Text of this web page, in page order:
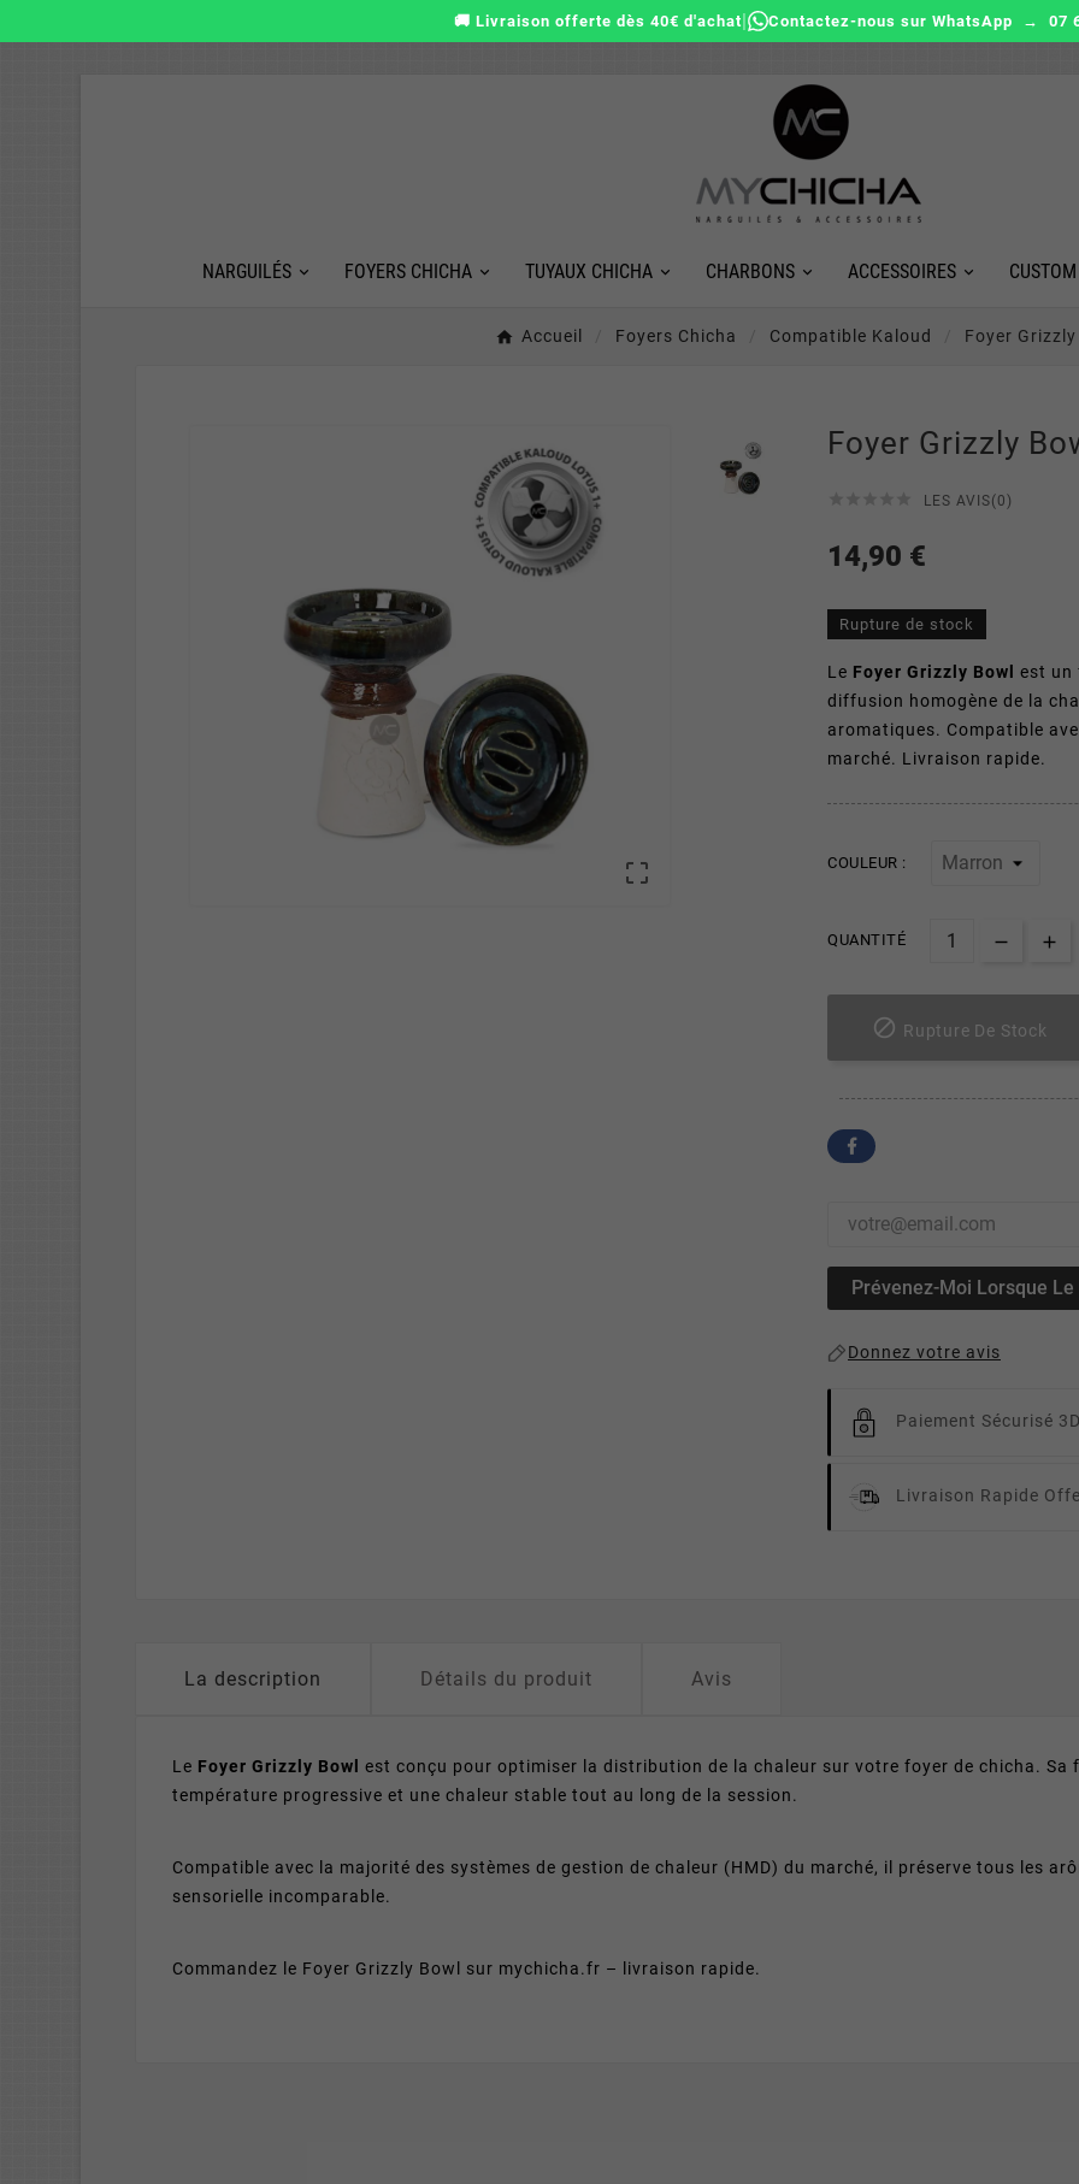
🚚 Livraison offerte dès 40€ d'achat| Contactez-nous sur WhatsApp → 07
NARGUILÉS FOYERS CHICHA TUYAUX CHICHA CHARBONS ACCESSOIRES
Accueil Foyers Chicha Compatible Kaloud Foyer

Foyer Grizzly
LES AVIS(0)
14,90 €
Rupture de stock
Le Foyer Grizzly Bowl
est un
diffusion homogène de la
aromatiques. Compatible
marché. Livraison rapide.
COULEUR :
QUANTITÉ
 Rupture De Stock
Prévenez-Moi Lorsque
Donnez votre avis
Paiement Sécurisé
Livraison Rapide
La description Détails du produit Avis
Le Foyer Grizzly Bowl est conçu pour optimiser la distribution de la chaleur sur votre foyer de chicha.
température progressive et une chaleur stable tout au long de la session.
Compatible avec la majorité des systèmes de gestion de chaleur (HMD) du marché, il préserve tous les
sensorielle incomparable.
Commandez le Foyer Grizzly Bowl sur mychicha.fr – livraison rapide.